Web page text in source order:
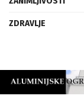
ZDRAVLJE